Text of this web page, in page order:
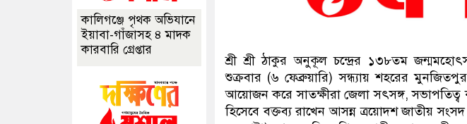
শ্রী শ্রী ঠাকুর অনুকূল চন্দ্রের ১৩৮তম
শুক্রবার (৬ ফেব্রুয়ারি) সন্ধ্যায় শহরের
আয়োজন করে সাতক্ষীরা জেলা সৎসঙ্গ,
হিসেবে বক্তব্য রাখেন আসন্ন ত্রয়োদশ জাতীয় সংসদ
কালিগঞ্জে পৃথক অভিযানে
ইয়াবা-গাঁজাসহ ৪ মাদক
কারবারি গ্রেপ্তার